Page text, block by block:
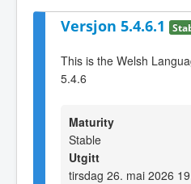
Versjon 5.4.6.1
This is the Welsh
5.4.6
Maturity
Stable
Utgitt
tirsdag 26. mai 2026